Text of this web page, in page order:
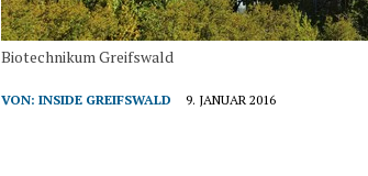
Biotechnikum Greifswald
VON:INSIDE GREIFSWALD 9. JANUAR 2016